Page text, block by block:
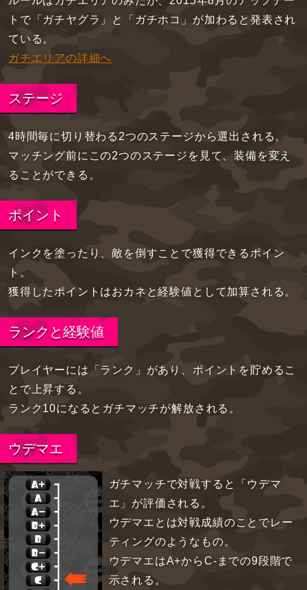
トで「ガチヤグラ」と「ガチホコ」が加わると発表され
ている。
ガチエリアの詳細へ
ステージ
4時間毎に切り替わる2つのステージから選出される。
マッチング前にこの2つのステージを見て、装備を変え
ることができる。
ポイント
インクを塗ったり、敵を倒すことで獲得できるポイン
ト。
獲得したポイントはおカネと経験値として加算される。
ランクと経験値
プレイヤーには「ランク」があり、ポイントを貯めるこ
とで上昇する。
ランク10になるとガチマッチが解放される。
ウデマエ
ガチマッチで対戦すると「ウデマ
エ」が評価される。
ウデマエとは対戦成績のことでレー
ティングのようなもの。
ウデマエはA+からC-までの9段階で
示される。